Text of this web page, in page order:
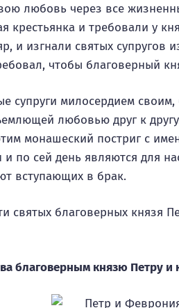
любовь через все
крестьянка и требовали у
и изгнали святых супругов
чтобы благоверный
супруги милосердием
любовью друг к
монашеский постриг с
и по сей день являются для
вступающих в брак.
святых благоверных князя
благоверным князю Петру